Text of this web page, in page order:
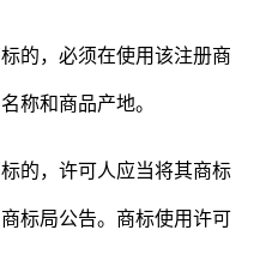
，必须在使用该注册商
称和商品产地。
，许可人应当将其商标
标局公告。商标使用许可